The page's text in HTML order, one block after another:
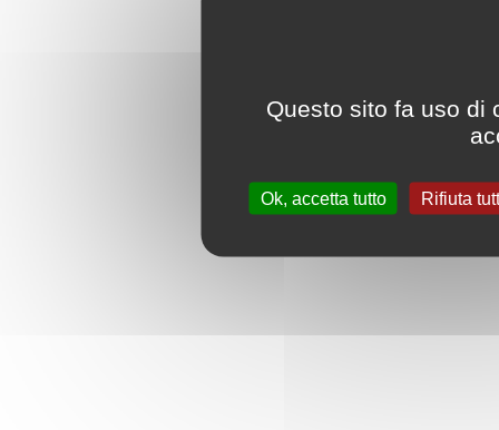
Questo sito fa uso di
Ok, accetta tutto Rifiuta